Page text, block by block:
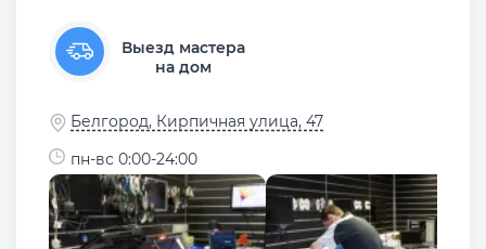
Выезд мастера
на дом
Белгород, Кирпичная улица, 47
пн-вс 0:00-24:00